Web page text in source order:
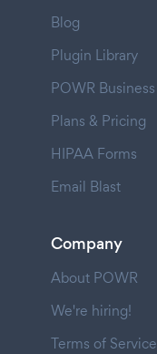
Blog
Plugin Library
POWR Business
Plans & Pricing
HIPAA Forms
Email Blast
Company
About POWR
We're hiring!
Terms of Service